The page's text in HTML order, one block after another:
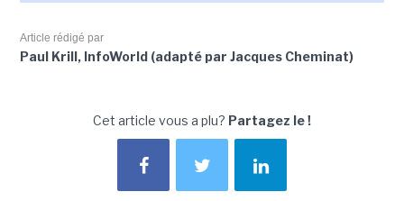
Article rédigé par
Paul Krill, InfoWorld (adapté par Jacques Cheminat)
Cet article vous a plu? Partagez le !